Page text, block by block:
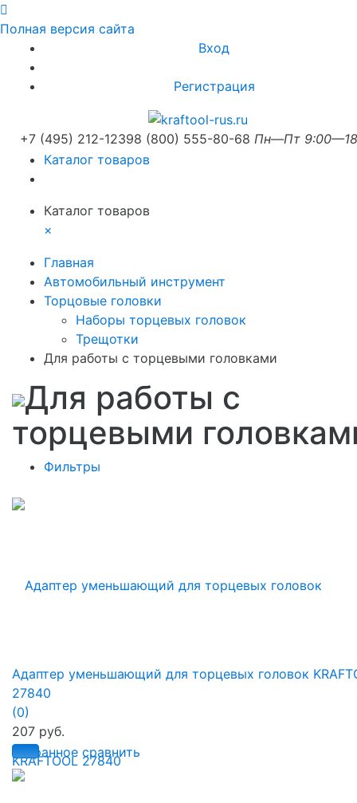
Полная версия сайта
Вход
Регистрация
+7 (495) 212-12398 (800) 555-80-68 Пн—Пт
Каталог товаров
Каталог товаров
×
Главная
Автомобильный инструмент
Торцовые головки
Наборы торцевых головок
Трещотки
Для работы с торцевыми головками
Для работы с
торцевыми
Фильтры
избранное сравнить
Адаптер уменьшающий для торцевых головок
27840
(0)
207 руб.